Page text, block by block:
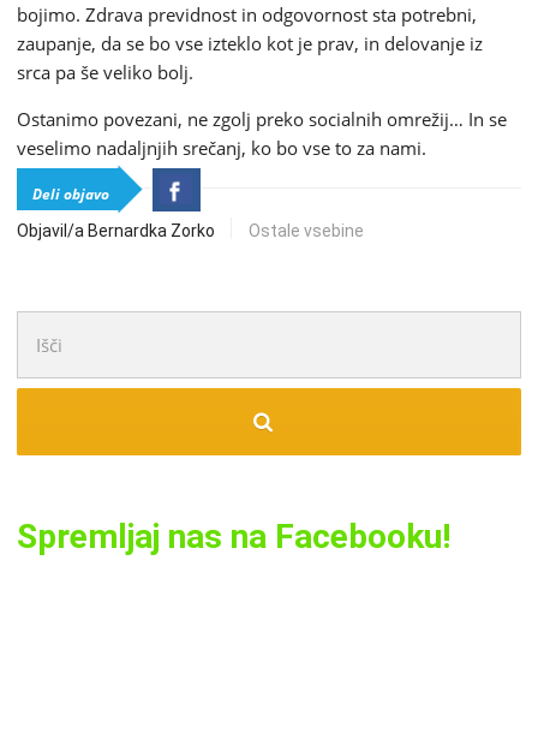
bojimo. Zdrava previdnost in odgovornost sta potrebni,
zaupanje, da se bo vse izteklo kot je prav, in delovanje iz
srca pa še veliko bolj.
Ostanimo povezani, ne zgolj preko socialnih omrežij… In se
veselimo nadaljnjih srečanj, ko bo vse to za nami.
Deli objavo
Objavil/a Bernardka Zorko Ostale vsebine
Spremljaj nas na Facebooku!